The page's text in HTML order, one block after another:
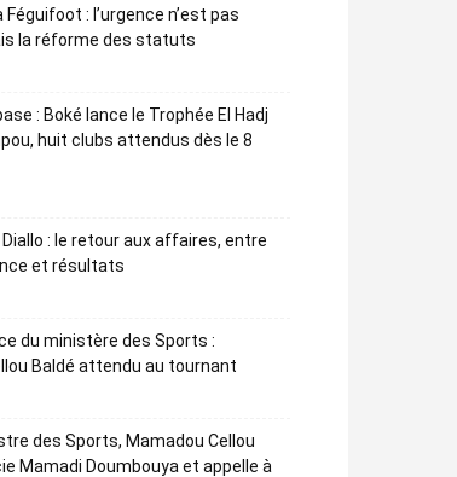
Féguifoot : l’urgence n’est pas
la réforme des statuts
: Boké lance le Trophée El Hadj
huit clubs attendus dès le 8
Diallo : le retour aux affaires, entre
et résultats
du ministère des Sports :
Baldé attendu au tournant
des Sports, Mamadou Cellou
Mamadi Doumbouya et appelle à